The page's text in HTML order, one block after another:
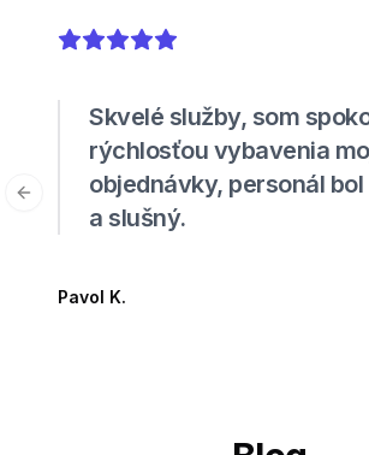
5out of 5 stars
Skvelé služby, som
rýchlosťou vybavenia
objednávky, personál
a slušný.
Pavol K.
Previous slide